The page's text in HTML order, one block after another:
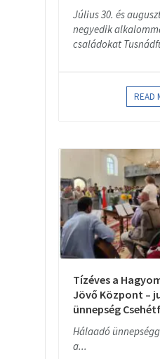
Július 30. és
negyedik
családokat
READ
Tízéves a
Jövő Központ –
ünnepség
Hálaadó
a...